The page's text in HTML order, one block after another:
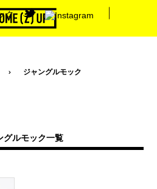
ジャングルモック
グルモック一覧